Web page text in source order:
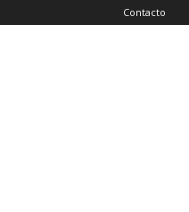
Contacto